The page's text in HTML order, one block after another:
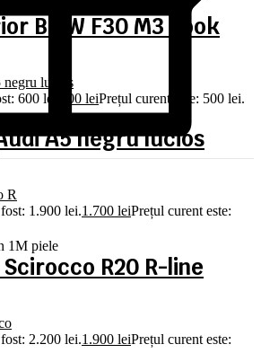
BMW F30 M3 Look
600 lei. 500 leiPrețul curent este: 500 lei.
A5 negru lucios
1.900 lei.1.700 leiPrețul curent este:
R20 R-line
2.200 lei.1.900 leiPrețul curent este:
1M piele